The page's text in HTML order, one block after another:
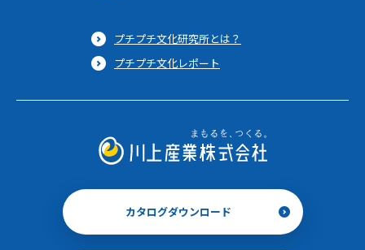
プチプチ文化研究所とは？
プチプチ文化レポート
カタログダウンロード